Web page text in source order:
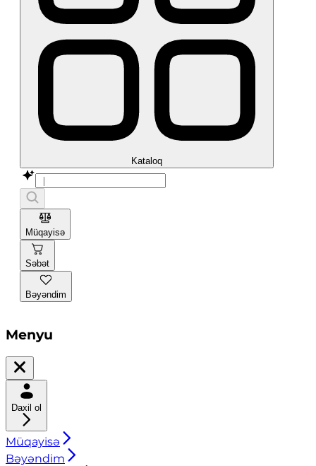
Kataloq
Müqayisə
Səbət
Bəyəndim
Menyu
Daxil ol
Müqayisə
Bəyəndim